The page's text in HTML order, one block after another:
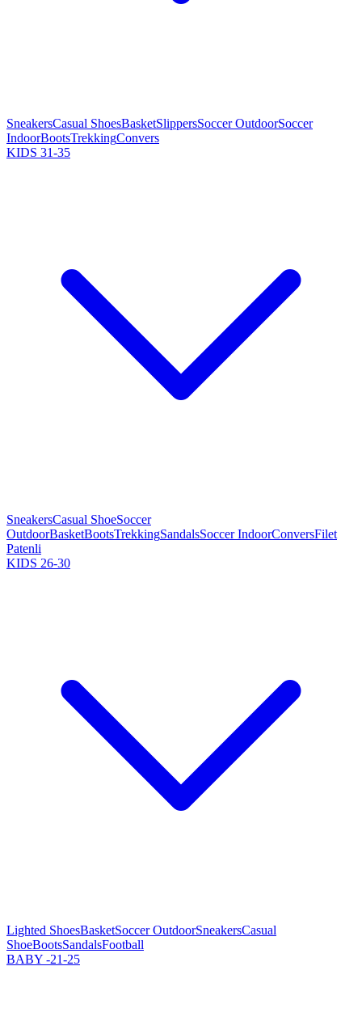
SneakersCasual ShoesBasketSlippersSoccer OutdoorSoccer
IndoorBootsTrekkingConvers
KIDS 31-35
SneakersCasual ShoeSoccer
OutdoorBasketBootsTrekkingSandalsSoccer IndoorConversFilet
Patenli
KIDS 26-30
Lighted ShoesBasketSoccer OutdoorSneakersCasual
ShoeBootsSandalsFootball
BABY -21-25